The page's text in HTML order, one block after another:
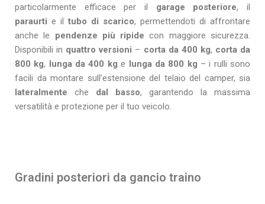
particolarmente efficace per il garage posteriore, il
paraurti e il tubo di scarico, permettendoti di affrontare
anche le pendenze più ripide con maggiore sicurezza.
Disponibili in quattro versioni – corta da 400 kg, corta da
800 kg, lunga da 400 kg e lunga da 800 kg – i rulli sono
facili da montare sull’estensione del telaio del camper, sia
lateralmente che dal basso, garantendo la massima
versatilità e protezione per il tuo veicolo.
Gradini posteriori da gancio traino